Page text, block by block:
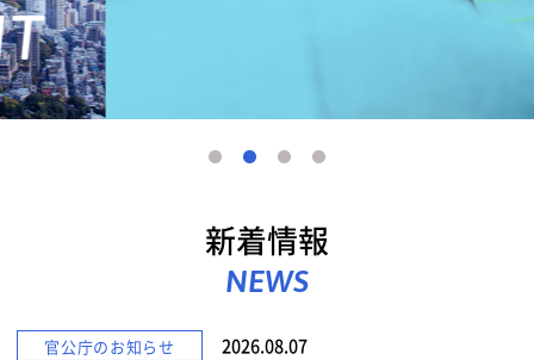
新着情報
NEWS
官公庁のお知らせ 2026.08.07